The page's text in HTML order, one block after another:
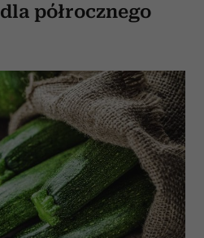
półrocznego